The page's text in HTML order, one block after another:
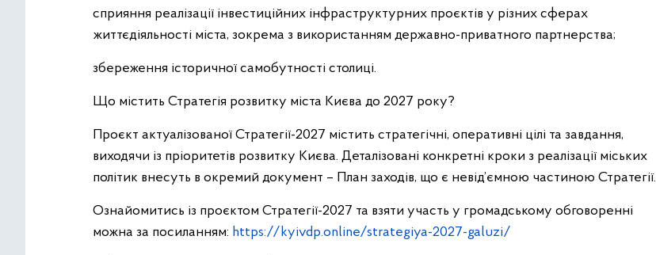
сприяння реалізації інвестиційних інфраструктурних проєктів у різних сферах
життєдіяльності міста, зокрема з використанням державно-приватного партнерства;
збереження історичної самобутності столиці.
Що містить Стратегія розвитку міста Києва до 2027 року?
Проєкт актуалізованої Стратегії-2027 містить стратегічні, оперативні цілі та завдання,
виходячи із пріоритетів розвитку Києва. Деталізовані конкретні кроки з реалізації міських
політик внесуть в окремий документ – План заходів, що є невід’ємною частиною Стратегії.
Ознайомитись із проєктом Стратегії-2027 та взяти участь у громадському обговоренні
можна за посиланням: https://kyivdp.online/strategiya-2027-galuzi/